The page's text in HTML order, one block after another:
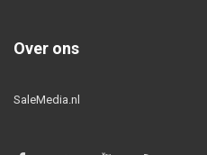
Over ons
SaleMedia.nl